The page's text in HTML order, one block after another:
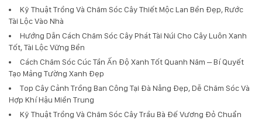
Kỹ Thuật Trồng Và Chăm Sóc Cây Thiết Mộc Lan Bền Đẹp, Rước
Tài Lộc Vào Nhà
Hướng Dẫn Cách Chăm Sóc Cây Phát Tài Núi Cho Cây Luôn Xanh
Tốt, Tài Lộc Vững Bền
Cách Chăm Sóc Cúc Tần Ấn Độ Xanh Tốt Quanh Năm – Bí Quyết
Tạo Mảng Tường Xanh Đẹp
Top Cây Cảnh Trồng Ban Công Tại Đà Nẵng Đẹp, Dễ Chăm Sóc Và
Hợp Khí Hậu Miền Trung
Kỹ Thuật Trồng Và Chăm Sóc Cây Trầu Bà Đế Vương Đỏ Chuẩn